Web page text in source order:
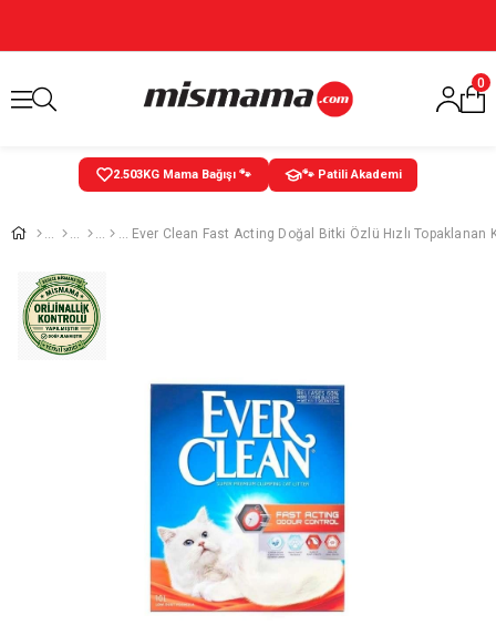
0
2.503KG Mama Bağışı 🐾 🐾 Patili Akademi
Ever Clean Fast Acting Doğal Bitki Özlü Hızlı Topaklanan